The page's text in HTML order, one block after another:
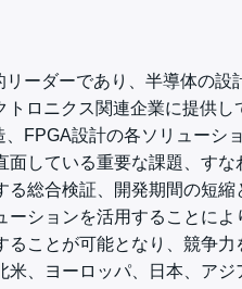
ーダーであり、半導体の設
ロニクス関連企業に提供し
FPGA設計の各ソリューシ
している重要な課題、す
総合検証、開発期間の短縮
ションを活用することによ
ことが可能となり、競争力
、ヨーロッパ、日本、ア